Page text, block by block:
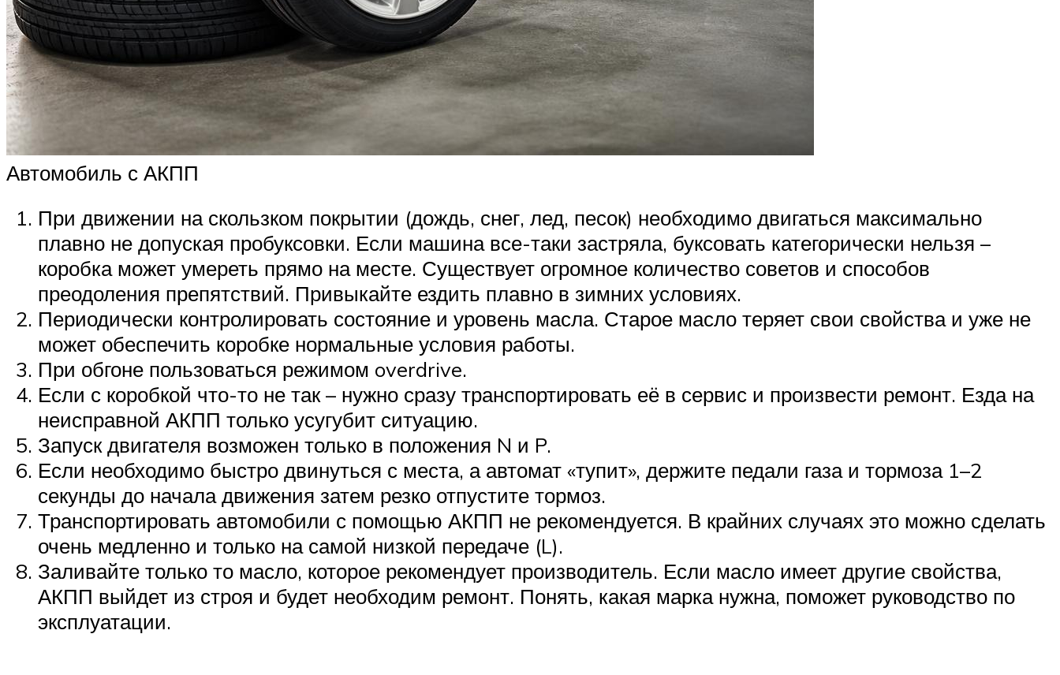
Автомобиль с АКПП
При движении на скользком покрытии (дождь, снег, лед, песок) необходимо двигаться максимально
плавно не допуская пробуксовки. Если машина все-таки застряла, буксовать категорически нельзя –
коробка может умереть прямо на месте. Существует огромное количество советов и способов
преодоления препятствий. Привыкайте ездить плавно в зимних условиях.
Периодически контролировать состояние и уровень масла. Старое масло теряет свои свойства и уже не
может обеспечить коробке нормальные условия работы.
При обгоне пользоваться режимом overdrive.
Если с коробкой что-то не так – нужно сразу транспортировать её в сервис и произвести ремонт. Езда на
неисправной АКПП только усугубит ситуацию.
Запуск двигателя возможен только в положения N и P.
Если необходимо быстро двинуться с места, а автомат «тупит», держите педали газа и тормоза 1–2
секунды до начала движения затем резко отпустите тормоз.
Транспортировать автомобили с помощью АКПП не рекомендуется. В крайних случаях это можно сделать
очень медленно и только на самой низкой передаче (L).
Заливайте только то масло, которое рекомендует производитель. Если масло имеет другие свойства,
АКПП выйдет из строя и будет необходим ремонт. Понять, какая марка нужна, поможет руководство по
эксплуатации.